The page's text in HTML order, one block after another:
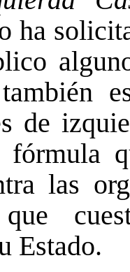
ha
de
las
Estado.